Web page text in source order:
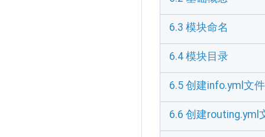
6.3 模块命名
6.4 模块目录
6.5 创建info.yml文件
6.6 创建routing.yml